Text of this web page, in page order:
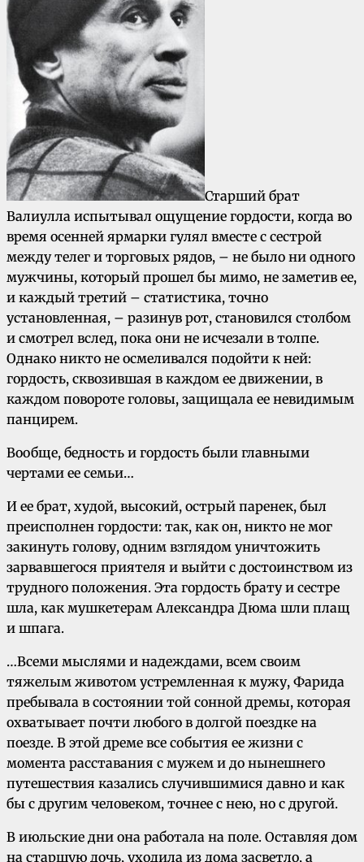
Старший брат
Валиулла испытывал ощущение гордости, когда во
время осенней ярмарки гулял вместе с сестрой
между телег и торговых рядов, – не было ни одного
мужчины, который прошел бы мимо, не заметив ее,
и каждый третий – статистика, точно
установленная, – разинув рот, становился столбом
и смотрел вслед, пока они не исчезали в толпе.
Однако никто не осмеливался подойти к ней:
гордость, сквозившая в каждом ее движении, в
каждом повороте головы, защищала ее невидимым
панцирем.
Вообще, бедность и гордость были главными
чертами ее семьи…
И ее брат, худой, высокий, острый паренек, был
преисполнен гордости: так, как он, никто не мог
закинуть голову, одним взглядом уничтожить
зарвавшегося приятеля и выйти с достоинством из
трудного положения. Эта гордость брату и сестре
шла, как мушкетерам Александра Дюма шли плащ
и шпага.
…Всеми мыслями и надеждами, всем своим
тяжелым животом устремленная к мужу, Фарида
пребывала в состоянии той сонной дремы, которая
охватывает почти любого в долгой поездке на
поезде. В этой дреме все события ее жизни с
момента расставания с мужем и до нынешнего
путешествия казались случившимися давно и как
бы с другим человеком, точнее с нею, но с другой.
В июльские дни она работала на поле. Оставляя дом
на старшую дочь, уходила из дома засветло, а